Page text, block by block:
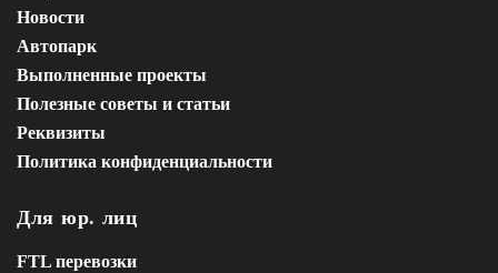
Новости
Автопарк
Выполненные проекты
Полезные советы и статьи
Реквизиты
Политика конфиденциальности
Для юр. лиц
FTL перевозки